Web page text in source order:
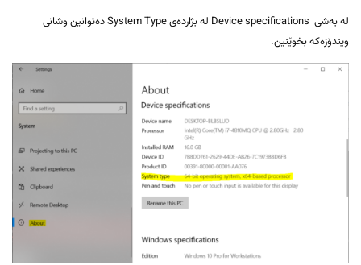
لە بەشی Device specifications لە بژاردەی System Type دەتوانین وشانی
ویندۆزەکە بخوێنین.